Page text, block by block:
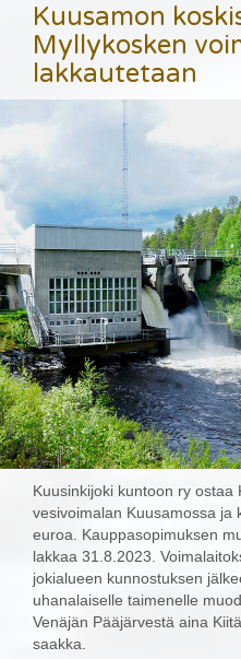
Kuusamon
Myllykosken
lakkautetaan
Kuusinkijoki kuntoon ry ostaa
vesivoimalan Kuusamossa ja
euroa. Kauppasopimuksen
lakkaa 31.8.2023.
jokialueen kunnostuksen
uhanalaiselle taimenelle
Venäjän Pääjärvestä aina
saakka.